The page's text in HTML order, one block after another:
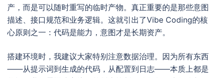
产，而是可以随时重写的临时产物。真正重要的是那些意图
描述、接口规范和业务逻辑。这就引出了Vibe Coding的核
心原则之一：代码是能力，意图才是长期资产。
搭建环境时，我建议大家特别注意数据治理。因为所有东西
——从提示词到生成的代码，从配置到日志——本质上都是